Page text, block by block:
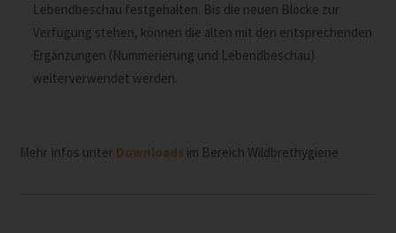
Lebendbeschau festgehalten. Bis die neuen Blöcke zur
Verfügung stehen, können die alten mit den entsprechenden
Ergänzungen (Nummerierung und Lebendbeschau)
weiterverwendet werden.
Mehr Infos unter Downloads im Bereich Wildbrethygiene